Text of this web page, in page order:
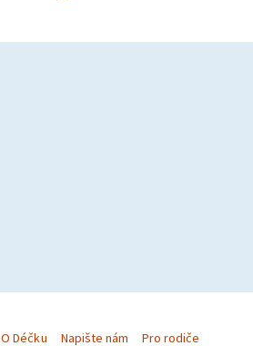
O Déčku Napište nám Pro rodiče